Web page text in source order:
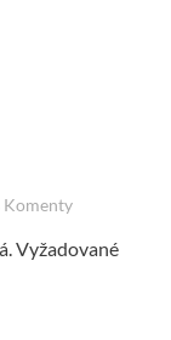
Komenty
Vyžadované